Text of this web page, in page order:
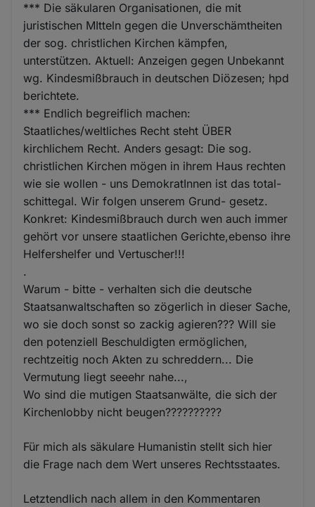
*** Die säkularen Organisationen, die mit
juristischen MItteln gegen die Unverschämtheiten
der sog. christlichen Kirchen kämpfen,
unterstützen. Aktuell: Anzeigen gegen Unbekannt
wg. Kindesmißbrauch in deutschen Diözesen; hpd
berichtete.
*** Endlich begreiflich machen:
Staatliches/weltliches Recht steht ÜBER
kirchlichem Recht. Anders gesagt: Die sog.
christlichen Kirchen mögen in ihrem Haus rechten
wie sie wollen - uns DemokratInnen ist das total-
schittegal. Wir folgen unserem Grund- gesetz.
Konkret: Kindesmißbrauch durch wen auch immer
gehört vor unsere staatlichen Gerichte,ebenso ihre
Helfershelfer und Vertuscher!!!
.
Warum - bitte - verhalten sich die deutsche
Staatsanwaltschaften so zögerlich in dieser Sache,
wo sie doch sonst so zackig agieren??? Will sie
den potenziell Beschuldigten ermöglichen,
rechtzeitig noch Akten zu schreddern... Die
Vermutung liegt seeehr nahe...,
Wo sind die mutigen Staatsanwälte, die sich der
Kirchenlobby nicht beugen??????????
Für mich als säkulare Humanistin stellt sich hier
die Frage nach dem Wert unseres Rechtsstaates.
Letztendlich nach allem in den Kommentaren